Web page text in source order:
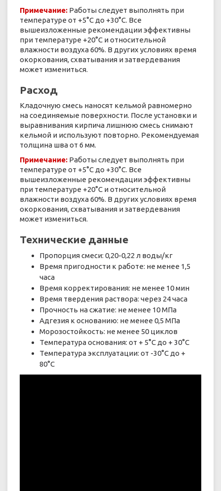
Примечание: Работы следует выполнять при
температуре от +5°С до +30°С. Все
вышеизложенные рекомендации эффективны
при температуре +20°С и относительной
влажности воздуха 60%. В других условиях время
окоркования, схватывания и затвердевания
может измениться.
Расход
Кладочную смесь наносят кельмой равномерно
на соединяемые поверхности. После установки и
выравнивания кирпича лишнюю смесь снимают
кельмой и используют повторно. Рекомендуемая
толщина шва от 6 мм.
Примечание: Работы следует выполнять при
температуре от +5°С до +30°С. Все
вышеизложенные рекомендации эффективны
при температуре +20°С и относительной
влажности воздуха 60%. В других условиях время
окоркования, схватывания и затвердевания
может измениться.
Технические данные
Пропорция смеси: 0,20-0,22 л воды/кг
Время пригодности к работе: не менее 1,5
часа
Время корректирования: не менее 10 мин
Время твердения раствора: через 24 часа
Прочность на сжатие: не менее 10 МПа
Адгезия к основанию: не менее 0,5 МПа
Морозостойкость: не менее 50 циклов
Температура основания: от + 5°С до + 30°С
Температура эксплуатации: от -30°С до +
80°С